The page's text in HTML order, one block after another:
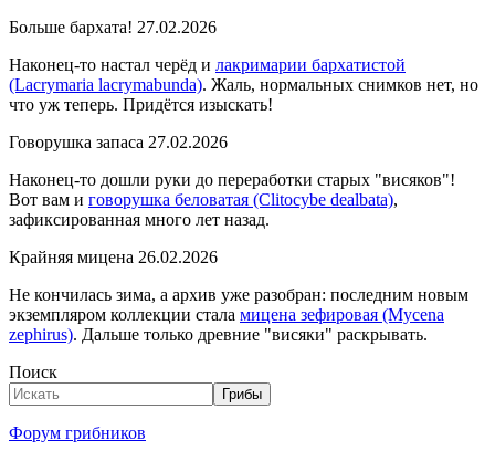
Больше бархата! 27.02.2026
Наконец-то настал черёд и лакримарии бархатистой
(Lacrymaria lacrymabunda). Жаль, нормальных снимков нет, но
что уж теперь. Придётся изыскать!
Говорушка запаса 27.02.2026
Наконец-то дошли руки до переработки старых "висяков"!
Вот вам и говорушка беловатая (Clitocybe dealbata),
зафиксированная много лет назад.
Крайняя мицена 26.02.2026
Не кончилась зима, а архив уже разобран: последним новым
экземпляром коллекции стала мицена зефировая (Mycena
zephirus). Дальше только древние "висяки" раскрывать.
Поиск
Грибы
Форум грибников